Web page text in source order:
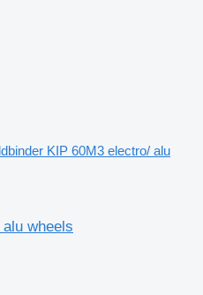
KIP 60M3 electro/ alu
wheels